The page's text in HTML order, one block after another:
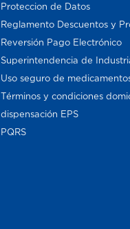
Proteccion de Datos
Reglamento Descuentos y
Reversión Pago Electrónico
Superintendencia de
Uso seguro de
Términos y condiciones
dispensación EPS
PQRS